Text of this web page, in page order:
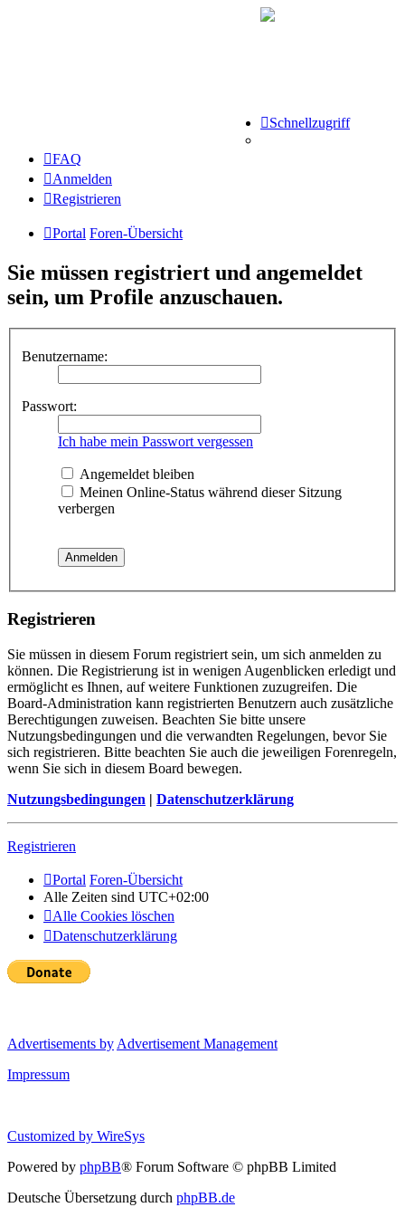
Schnellzugriff
FAQ
Anmelden
Registrieren
Portal Foren-Übersicht
Sie müssen registriert und angemeldet
sein, um Profile anzuschauen.
Benutzername:
Passwort:
Ich habe mein Passwort vergessen
Angemeldet bleiben
Meinen Online-Status während dieser Sitzung
verbergen
Registrieren
Sie müssen in diesem Forum registriert sein, um sich anmelden zu
können. Die Registrierung ist in wenigen Augenblicken erledigt und
ermöglicht es Ihnen, auf weitere Funktionen zuzugreifen. Die
Board-Administration kann registrierten Benutzern auch zusätzliche
Berechtigungen zuweisen. Beachten Sie bitte unsere
Nutzungsbedingungen und die verwandten Regelungen, bevor Sie
sich registrieren. Bitte beachten Sie auch die jeweiligen Forenregeln,
wenn Sie sich in diesem Board bewegen.
Nutzungsbedingungen | Datenschutzerklärung
Registrieren
Portal Foren-Übersicht
Alle Zeiten sind UTC+02:00
Alle Cookies löschen
Datenschutzerklärung
Advertisements by Advertisement Management
Impressum
Customized by WireSys
Powered by phpBB® Forum Software © phpBB Limited
Deutsche Übersetzung durch phpBB.de